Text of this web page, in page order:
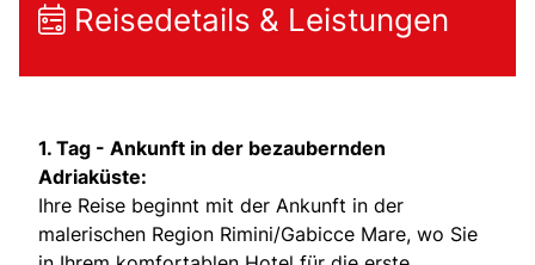
Reisedetails & Leistungen
1. Tag - Ankunft in der bezaubernden
Adriaküste:
Ihre Reise beginnt mit der Ankunft in der
malerischen Region Rimini/Gabicce Mare, wo Sie